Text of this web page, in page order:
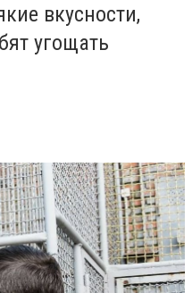
вкусности,
угощать